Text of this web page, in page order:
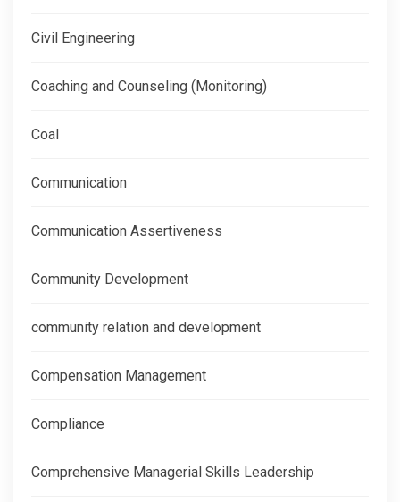
Civil Engineering
Coaching and Counseling (Monitoring)
Coal
Communication
Communication Assertiveness
Community Development
community relation and development
Compensation Management
Compliance
Comprehensive Managerial Skills Leadership